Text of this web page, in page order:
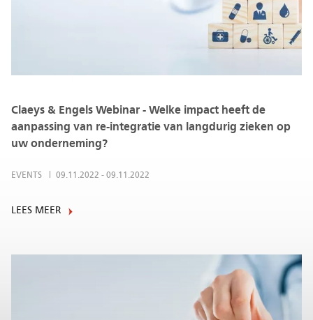
Claeys & Engels Webinar - Welke impact heeft de
aanpassing van re-integratie van langdurig zieken op
uw onderneming?
EVENTS 09.11.2022 - 09.11.2022
LEES MEER